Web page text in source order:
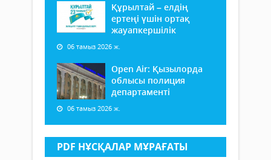
Құрылтай – елдің
ертеңі үшін ортақ
жауапкершілік
06 тамыз 2026 ж.
Open Air: Қызылорда
облысы полиция
департаменті
06 тамыз 2026 ж.
PDF НҰСҚАЛАР МҰРАҒАТЫ